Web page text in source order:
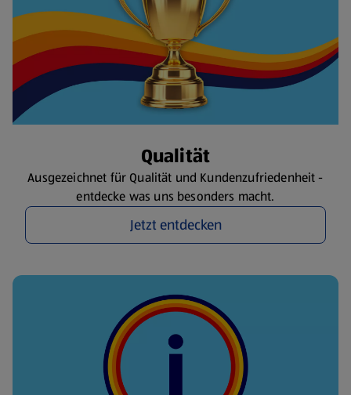
Qualität
Ausgezeichnet für Qualität und Kundenzufriedenheit -
entdecke was uns besonders macht.
Jetzt entdecken